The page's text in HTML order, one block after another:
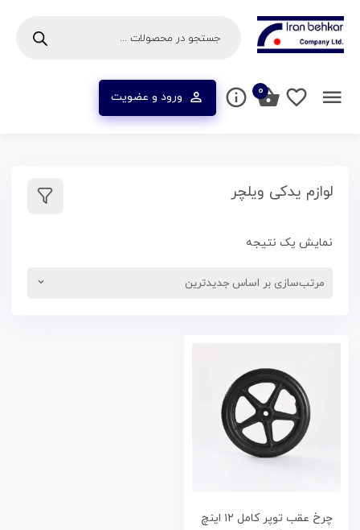
ورود و عضویت ۰
لوازم یدکی ویلچر
نمایش یک نتیجه
چرخ عقب توپر کامل ۱۲ اینچ